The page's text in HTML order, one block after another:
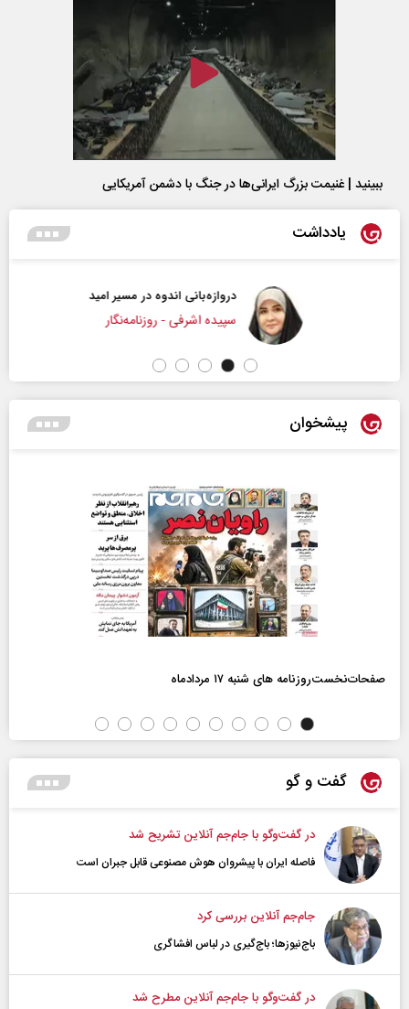
ببینید | غنیمت بزرگ ایرانی‌ها در جنگ با دشمن آمریکایی
یادداشت
دروازه‌بانی اندوه در مسیر امید
سپیده اشرفی - روزنامه‌نگار
پیشخوان
صفحات‌نخست‌روزنامه ها‌ی شنبه ۱۷ مردادماه
گفت و گو
در گفت‌و‌گو با جام‌جم آنلاین تشریح شد
فاصله ایران با پیشرو‌ان هوش مصنوعی قابل جبران است
جام‌جم آنلاین بررسی کرد
باج‌نیوزها؛ باج‌گیری در لباس افشاگری
در گفت‌و‌گو با جام‌جم آنلاین مطرح شد